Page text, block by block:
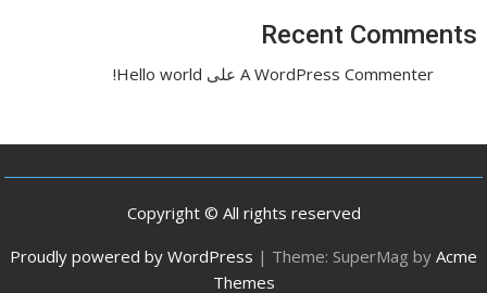
Recent Comments
A WordPress Commenter على Hello world!
Copyright © All rights reserved
Proudly powered by WordPress | Theme: SuperMag by Acme
Themes